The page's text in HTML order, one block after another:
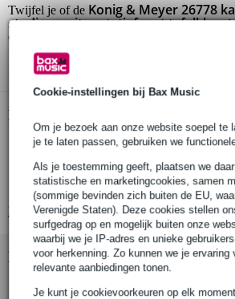
Cookie-instellingen bij Bax Music
Om je bezoek aan onze website soepel te
je te laten passen, gebruiken we
Als je toestemming geeft, plaatsen we
statistische en marketingcookies, samen
(sommige bevinden zich buiten de EU,
Verenigde Staten). Deze cookies stellen
surfgedrag op en mogelijk buiten onze
waarbij we je IP-adres en unieke
voor herkenning. Zo kunnen we je ervaring
relevante aanbiedingen tonen.
Je kunt je cookievoorkeuren op elk
Twijfel je of deKonig & Meyer 26778
studiomonitor statief met tafelklem
check.
Productinformatie
studiomonitorstatief met klem
hellingshoek: 0° to 12.5°
materiaal: staal
Bekijk alle productspecificaties
Bekijk ook eens (3)